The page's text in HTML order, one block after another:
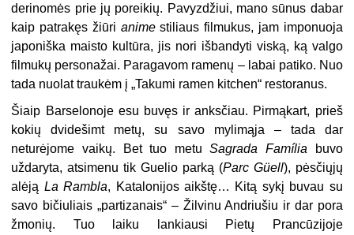
derinomės prie jų poreikių. Pavyzdžiui, mano sūnus dabar
kaip patrakęs žiūri animestiliaus filmukus, jam imponuoja
japoniška maisto kultūra, jis nori išbandyti viską, ką valgo
filmukų personažai. Paragavom ramenų – labai patiko. Nuo
tada nuolat traukėm į „Takumi ramen kitchen“ restoranus.
Šiaip Barselonoje esu buvęs ir anksčiau. Pirmąkart, prieš
kokių dvidešimt metų, su savo mylimąja – tada dar
neturėjome vaikų. Bet tuo metuSagrada Família buvo
uždaryta, atsimenu tik Guelio parką (Parc Güell), pėsčiųjų
alėją La Rambla, Katalonijos aikštę… Kitą sykį buvau su
savo bičiuliais „partizanais“ – Žilvinu Andriušiu ir dar pora
žmonių. Tuo laiku lankiausi Pietų Prancūzijoje